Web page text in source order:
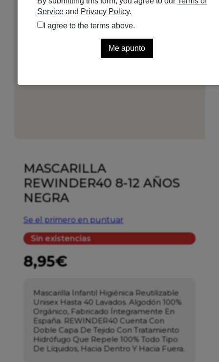
MASCARILLA
REWINDER40 8-12 AÑOS
NEGRA
Se el primero en puntuar
Sin existencias
8,95€
Mascarilla Infantil Higiénica Reutilizable
Unisex Hasta 40 Lavados. Algodón 100%
Orgánico, Fabricado Íntegramente En
España. REWINDER40 Cuenta Con
Doble Capa De Tejido Con Tratamiento
Hidrófugo Que Repele 100% Todo Tipo
De Líquidos, Hacia Dentro Y Hacia Fuera.